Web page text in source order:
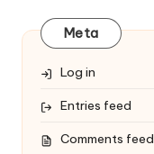
Meta
Log in
Entries feed
Comments feed